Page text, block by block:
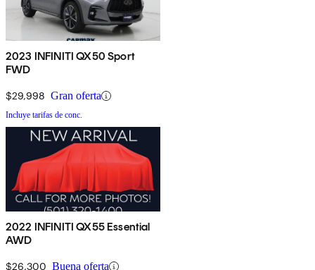
2023 INFINITI QX50 Sport
FWD
$29,998 Gran oferta
Incluye tarifas de conc.
2022 INFINITI QX55 Essential
AWD
$26,300 Buena oferta